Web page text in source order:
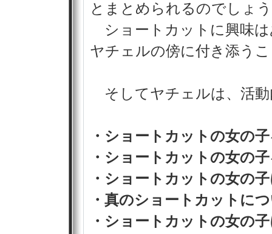
とまとめられるのでしょ
ショートカットに興味
ヤチェルの傍に付き添う
そしてヤチェルは、活動
・ショートカットの女の
・ショートカットの女の
・ショートカットの女の
・真のショートカットに
・ショートカットの女の